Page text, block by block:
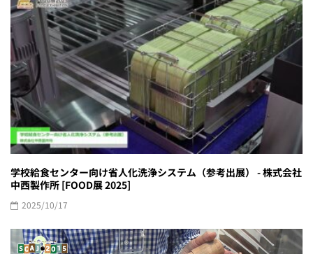
学校給食センター向け省人化洗浄システム（参考出展） - 株式会社
中西製作所 [FOOD展 2025]
2025/10/17